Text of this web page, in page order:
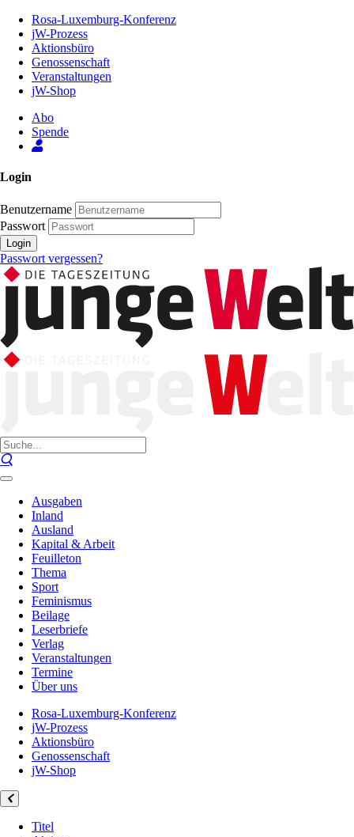
Inhalt
Seite
Rosa-Luxemburg-Konferenz
jW-Prozess
Aktionsbüro
Genossenschaft
Veranstaltungen
jW-Shop
Abo
Spende
Login
Benutzername
Passwort
Login
Passwort vergessen?
Ausgaben
Inland
Ausland
Kapital & Arbeit
Feuilleton
Thema
Sport
Feminismus
Beilage
Leserbriefe
Verlag
Veranstaltungen
Termine
Über uns
Rosa-Luxemburg-Konferenz
jW-Prozess
Aktionsbüro
Genossenschaft
jW-Shop
Titel